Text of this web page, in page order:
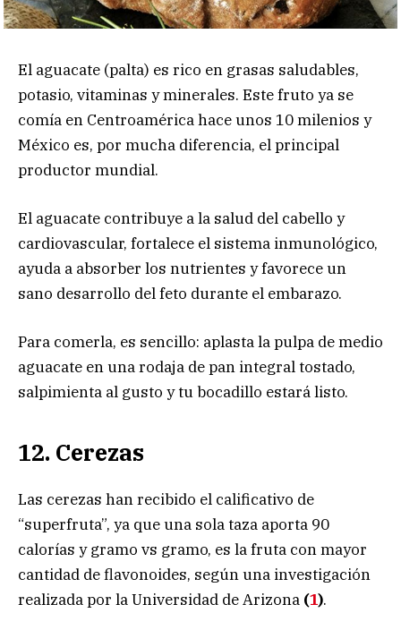
El aguacate (palta) es rico en grasas saludables,
potasio, vitaminas y minerales. Este fruto ya se
comía en Centroamérica hace unos 10 milenios y
México es, por mucha diferencia, el principal
productor mundial.
El aguacate contribuye a la salud del cabello y
cardiovascular, fortalece el sistema inmunológico,
ayuda a absorber los nutrientes y favorece un
sano desarrollo del feto durante el embarazo.
Para comerla, es sencillo: aplasta la pulpa de medio
aguacate en una rodaja de pan integral tostado,
salpimienta al gusto y tu bocadillo estará listo.
12. Cerezas
Las cerezas han recibido el calificativo de
“superfruta”, ya que una sola taza aporta 90
calorías y gramo vs gramo, es la fruta con mayor
cantidad de flavonoides, según una investigación
realizada por la Universidad de Arizona (1).